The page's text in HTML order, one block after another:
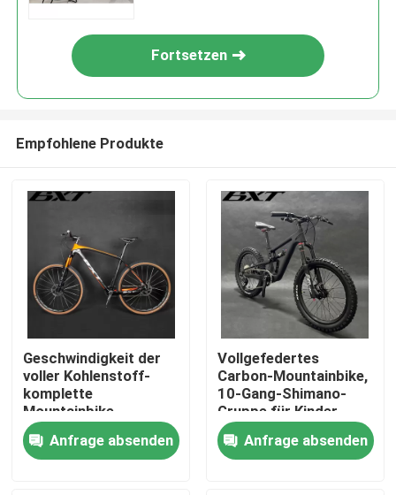
Zu Hause
Produkte
Fortsetzen
Empfohlene Produkte
Geschwindigkeit der
voller Kohlenstoff-
komplette
Mountainbike-
Scheibenbremse-29er
Shimano der Gruppen-
11
Anfrage absenden
Vollgefedertes
Carbon-Mountainbike,
10-Gang-Shimano-
Gruppe für Kinder
Anfrage absenden